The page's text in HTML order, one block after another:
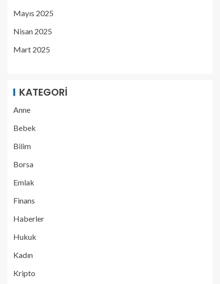
Mayıs 2025
Nisan 2025
Mart 2025
KATEGORI
Anne
Bebek
Bilim
Borsa
Emlak
Finans
Haberler
Hukuk
Kadın
Kripto